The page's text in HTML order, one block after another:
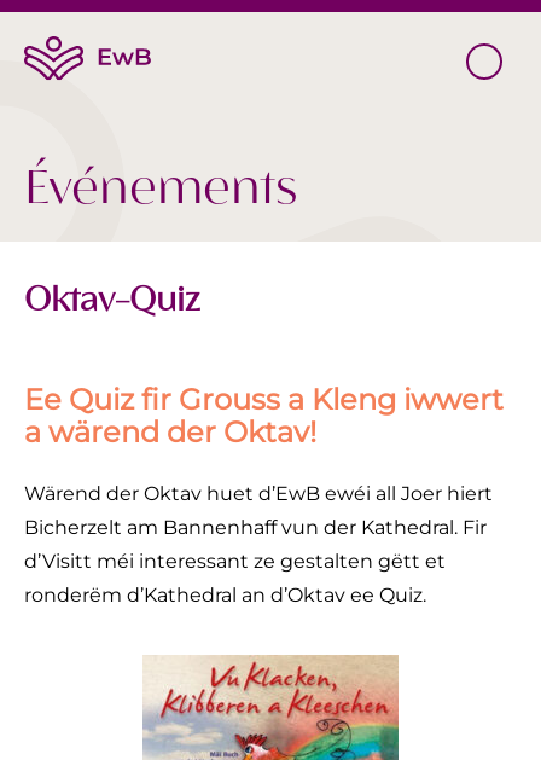
Événements
Oktav-Quiz
Ee Quiz fir Grouss a Kleng iwwert
a wärend der Oktav!
Wärend der Oktav huet d’EwB ewéi all Joer hiert
Bicherzelt am Bannenhaff vun der Kathedral. Fir
d’Visitt méi interessant ze gestalten gëtt et
ronderëm d’Kathedral an d’Oktav ee Quiz.